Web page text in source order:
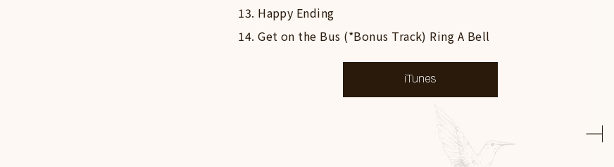
13. Happy Ending
14. Get on the Bus (*Bonus Track) Ring A Bell
iTunes